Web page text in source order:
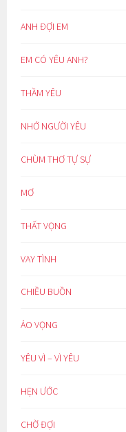
ANH ĐỢI EM
EM CÓ YÊU ANH?
THẦM YÊU
NHỚ NGƯỜI YÊU
CHÙM THƠ TỰ SỰ
MƠ
THẤT VỌNG
VAY TÌNH
CHIỀU BUỒN
ẢO VỌNG
YÊU VÌ – VÌ YÊU
HẸN ƯỚC
CHỜ ĐỢI